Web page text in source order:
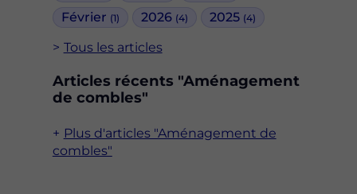
Février (1) 2026 (4) 2025 (4)
Tous les articles
Articles récents "Aménagement
de combles"
Plus d'articles "Aménagement de
combles"